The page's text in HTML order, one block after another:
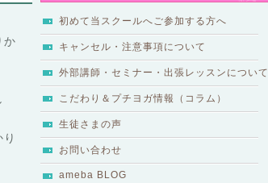
初めて当スクールへご参加する方へ
キャンセル・注意事項について
外部講師・セミナー・出張レッスンについて
こだわり＆プチヨガ情報（コラム）
生徒さまの声
お問い合わせ
ameba BLOG
か